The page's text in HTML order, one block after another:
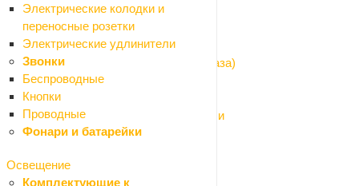
Электрические колодки и
переносные розетки
Электрические удлинители
Звонки
Беспроводные
Кнопки
Проводные
Фонари и батарейки
Освещение
Комплектующие к
Назад
Водоснабжение
Водомеры и газовые счетчики
Гибкая подводка (шланги для воды и газа)
Запорная арматура
Изоляция для труб
Трубы и фитинги из нержавеющей стали
Трубы и фитинги металлопластик
Трубы и фитинги полипропилен